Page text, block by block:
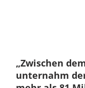
„Zwischen
unternahm